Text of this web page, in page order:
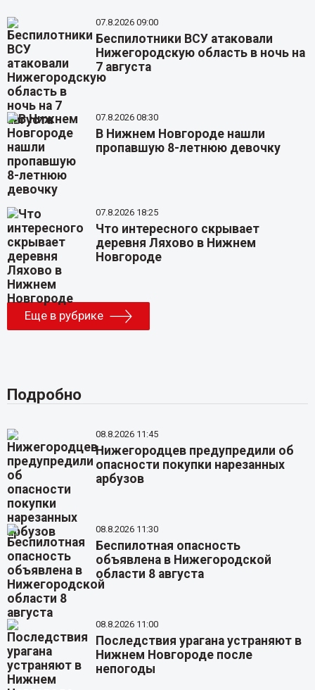
07.8.2026 09:00
Беспилотники ВСУ атаковали
Нижегородскую область в ночь на
7 августа
07.8.2026 08:30
В Нижнем Новгороде нашли
пропавшую 8-летнюю девочку
07.8.2026 18:25
Что интересного скрывает
деревня Ляхово в Нижнем
Новгороде
Еще в рубрике
Подробно
08.8.2026 11:45
Нижегородцев предупредили об
опасности покупки нарезанных
арбузов
08.8.2026 11:30
Беспилотная опасность
объявлена в Нижегородской
области 8 августа
08.8.2026 11:00
Последствия урагана устраняют в
Нижнем Новгороде после
непогоды